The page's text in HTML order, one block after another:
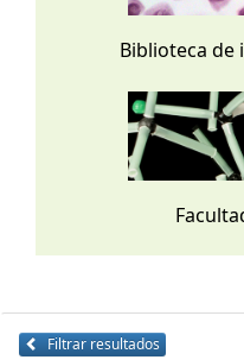
Biblioteca de
Filtrar resultados